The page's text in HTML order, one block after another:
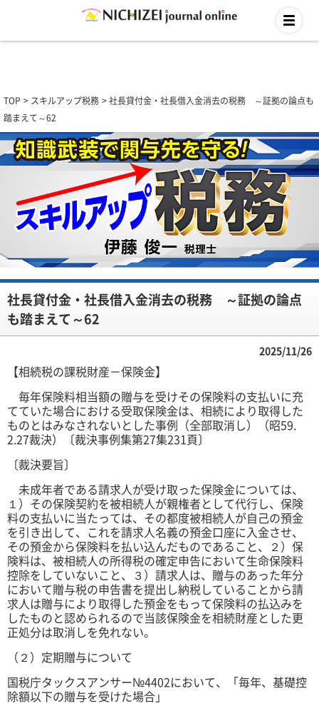
TOP スキルアップ税務
社長貸付金・社長借入金消去の税務 ～証拠の論点も
踏まえて～62
社長貸付金・社長借入金消去の税務 ～証拠の論点
も踏まえて～62
2025/11/26
【相続税の課税財産－保険金】
毎年保険料相当額の贈与を受けその保険料の支払いに充
てていた場合における受取保険金は、相続により取得した
ものとはみなされないとした事例（全部取消し）（昭59.
2.27裁決）〔裁決事例集第27集231頁〕
〔裁決要旨〕
未成年者である請求人が受け取った保険金については、
１）その保険契約を被相続人が親権者として代行し、保険
料の支払いに当たっては、その都度被相続人が自己の預金
を引き出して、これを請求人名義の預金口座に入金させ、
その預金から保険料を払い込んだものであること、２）保
険料は、被相続人の所得税の確定申告において生命保険料
控除をしていないこと、３）請求人は、贈与のあった年分
において贈与税の申告書を提出し納税していることから請
求人は贈与により取得した預金をもって保険料の払込みを
したものと認められるので当該保険金を相続財産とした更
正処分は取消しを免れない。
（２）定期贈与について
国税庁タックスアンサー№4402において、「毎年、基礎控
除額以下の贈与を受けた場合」